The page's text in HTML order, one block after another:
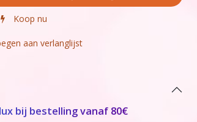
Koop nu
aan verlanglijst
bij bestelling vanaf 80€